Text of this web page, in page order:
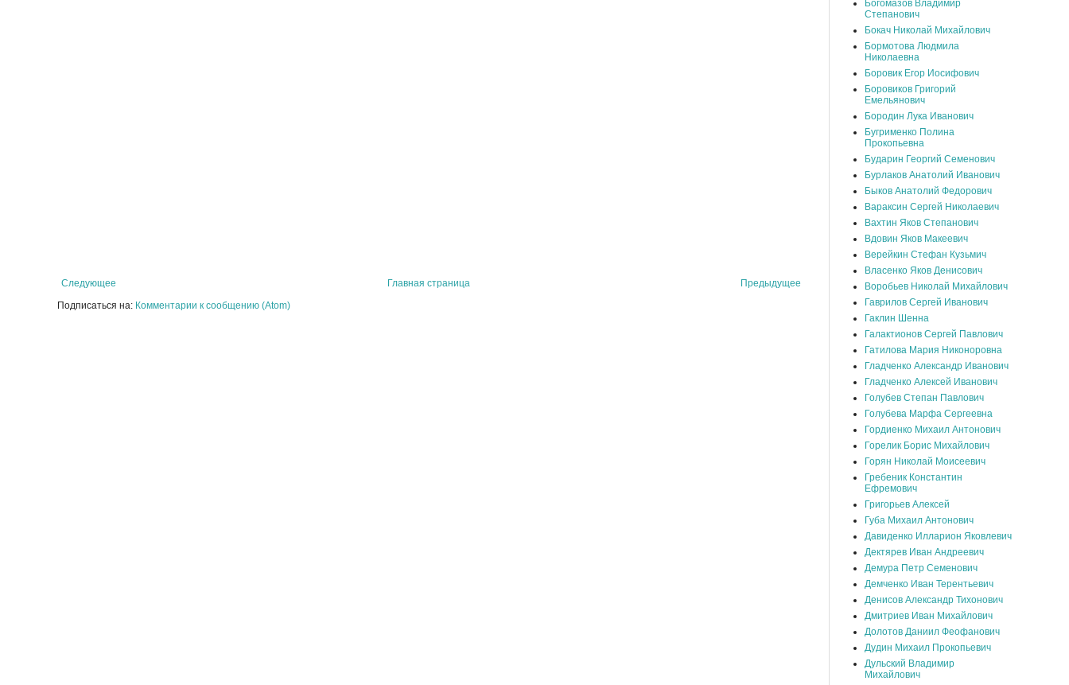
Следующее Предыдущее
Главная страница
Подписаться на: Комментарии к сообщению (Atom)
Богомазов Владимир
Степанович
Бокач Николай Михайлович
Бормотова Людмила
Николаевна
Боровик Егор Иосифович
Боровиков Григорий
Емельянович
Бородин Лука Иванович
Бугрименко Полина
Прокопьевна
Бударин Георгий Семенович
Бурлаков Анатолий Иванович
Быков Анатолий Федорович
Вараксин Сергей Николаевич
Вахтин Яков Степанович
Вдовин Яков Макеевич
Верейкин Стефан Кузьмич
Власенко Яков Денисович
Воробьев Николай Михайлович
Гаврилов Сергей Иванович
Гаклин Шенна
Галактионов Сергей Павлович
Гатилова Мария Никоноровна
Гладченко Александр Иванович
Гладченко Алексей Иванович
Голубев Степан Павлович
Голубева Марфа Сергеевна
Гордиенко Михаил Антонович
Горелик Борис Михайлович
Горян Николай Моисеевич
Гребеник Константин
Ефремович
Григорьев Алексей
Губа Михаил Антонович
Давиденко Илларион Яковлевич
Дектярев Иван Андреевич
Демура Петр Семенович
Демченко Иван Терентьевич
Денисов Александр Тихонович
Дмитриев Иван Михайлович
Долотов Даниил Феофанович
Дудин Михаил Прокопьевич
Дульский Владимир
Михайлович